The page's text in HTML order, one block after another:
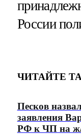
России
ЧИТАЙТЕ
Песков
заявления
РФ к ЧП на